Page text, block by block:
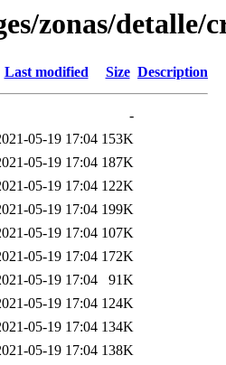
zonas/detalle/
Last modified Size Description
-
05-19 17:04 153K
05-19 17:04 187K
05-19 17:04 122K
05-19 17:04 199K
05-19 17:04 107K
05-19 17:04 172K
05-19 17:04
91K
05-19 17:04 124K
05-19 17:04 134K
05-19 17:04 138K